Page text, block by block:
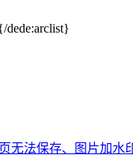
dede:arclist}
无法保存、图片加水